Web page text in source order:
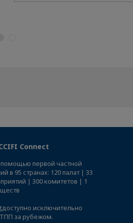
Connect
помощью первой частной
в 95 странах: 120 палат | 33
| 300 комитетов | 1
доступно исключительно
за рубежом.